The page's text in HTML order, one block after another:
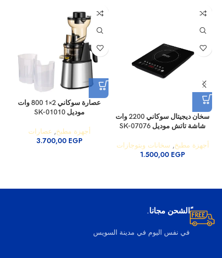
سخان ديجيتال سوكاني 2200 وات
شاشة تاتش موديل SK-07076
أجهزة مطبخ, سخانات وبتوجازات
1.500,00 EGP
عصارة سوكاني 2×1 800 وات
موديل SK-01010
أجهزة مطبخ, عصارات
3.700,00 EGP
ًالشحن مجانا.
في نفس اليوم في مدينة السويس